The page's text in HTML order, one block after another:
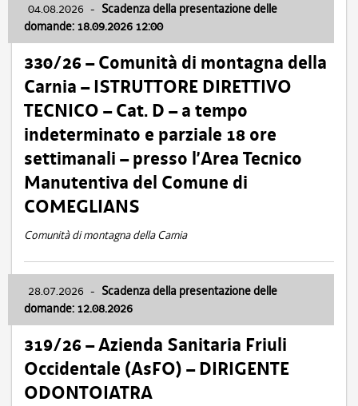
04.08.2026 - Scadenza della presentazione delle
domande: 18.09.2026 12:00
330/26 – Comunità di montagna della
Carnia – ISTRUTTORE DIRETTIVO
TECNICO – Cat. D – a tempo
indeterminato e parziale 18 ore
settimanali – presso l’Area Tecnico
Manutentiva del Comune di
COMEGLIANS
Comunità di montagna della Carnia
28.07.2026 - Scadenza della presentazione delle
domande: 12.08.2026
319/26 – Azienda Sanitaria Friuli
Occidentale (AsFO) – DIRIGENTE
ODONTOIATRA